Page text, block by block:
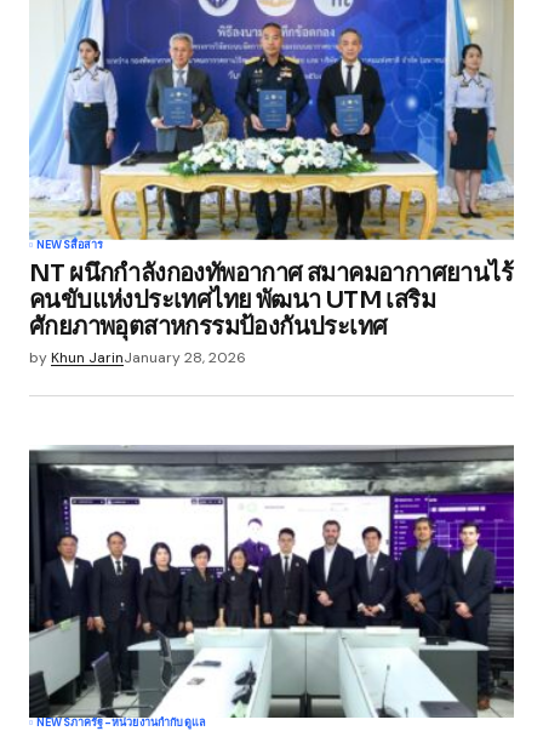
NEWSสื่อสาร
NT ผนึกกำลังกองทัพอากาศ สมาคมอากาศยานไร้
คนขับแห่งประเทศไทย พัฒนา UTM เสริม
ศักยภาพอุตสาหกรรมป้องกันประเทศ
byKhun JarinJanuary 28, 2026
NEWSภาครัฐ-หน่วยงานกำกับดูแล